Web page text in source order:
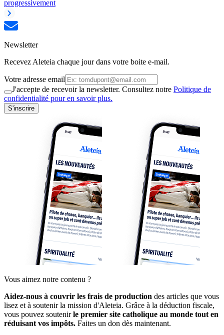
progressivement
Newsletter
Recevez Aleteia chaque jour dans votre boite e-mail.
Votre adresse email
J'accepte de recevoir la newsletter. Consultez notre Politique de
confidentialité pour en savoir plus.
S'inscrire
Vous aimez notre contenu ?
Aidez-nous à couvrir les frais de production des articles que vous
lisez et à soutenir la mission d'Aleteia. Grâce à la déduction fiscale,
vous pouvez soutenirle premier site catholique au monde tout en
réduisant vos impôts. Faites un don dès maintenant.